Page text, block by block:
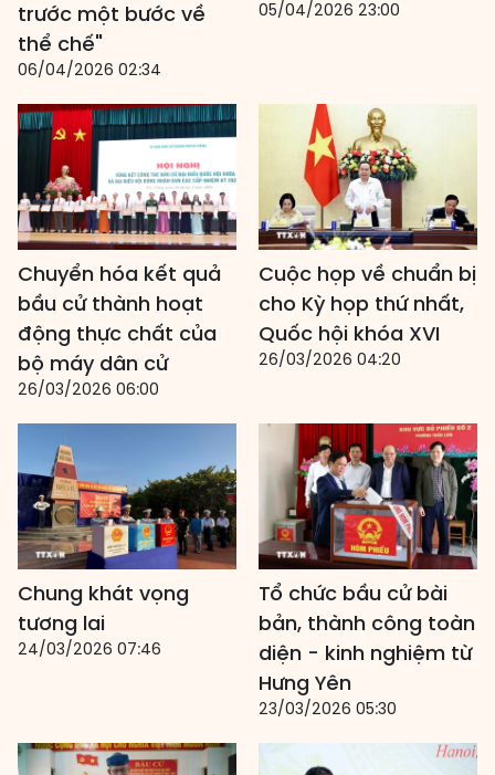
trước một bước về
thể chế"
06/04/2026 02:34
05/04/2026 23:00
Chuyển hóa kết quả
bầu cử thành hoạt
động thực chất của
bộ máy dân cử
26/03/2026 06:00
Cuộc họp về chuẩn bị
cho Kỳ họp thứ nhất,
Quốc hội khóa XVI
26/03/2026 04:20
Chung khát vọng
tương lai
24/03/2026 07:46
Tổ chức bầu cử bài
bản, thành công toàn
diện - kinh nghiệm từ
Hưng Yên
23/03/2026 05:30